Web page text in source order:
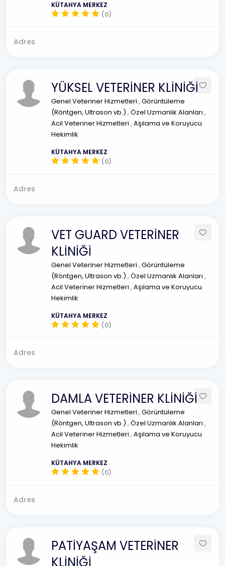
KÜTAHYA MERKEZ
(0)
Adres
YÜKSEL VETERİNER KLİNİĞİ
Genel Veteriner Hizmetleri , Görüntüleme
(Röntgen, Ultrason vb.) , Özel Uzmanlık Alanları ,
Acil Veteriner Hizmetleri , Aşılama ve Koruyucu
Hekimlik
KÜTAHYA MERKEZ
(0)
Adres
VET GUARD VETERİNER
KLİNİĞİ
Genel Veteriner Hizmetleri , Görüntüleme
(Röntgen, Ultrason vb.) , Özel Uzmanlık Alanları ,
Acil Veteriner Hizmetleri , Aşılama ve Koruyucu
Hekimlik
KÜTAHYA MERKEZ
(0)
Adres
DAMLA VETERİNER KLİNİĞİ
Genel Veteriner Hizmetleri , Görüntüleme
(Röntgen, Ultrason vb.) , Özel Uzmanlık Alanları ,
Acil Veteriner Hizmetleri , Aşılama ve Koruyucu
Hekimlik
KÜTAHYA MERKEZ
(0)
Adres
PATİYAŞAM VETERİNER
KLİNİĞİ